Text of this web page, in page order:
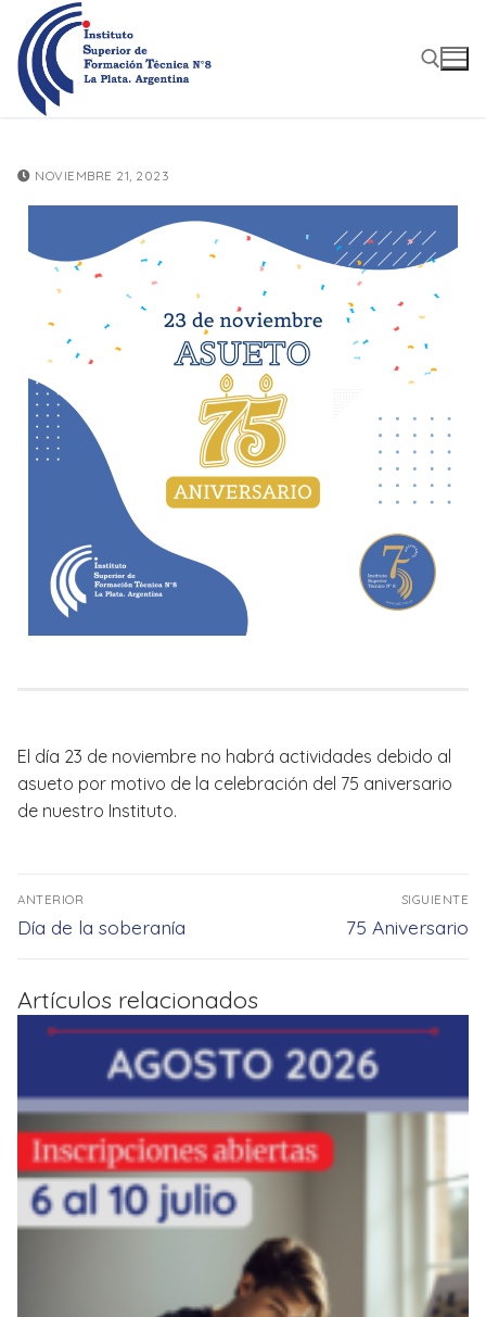
contenido
NOVIEMBRE 21, 2023
El día 23 de noviembre no habrá actividades debido al
asueto por motivo de la celebración del 75 aniversario
de nuestro Instituto.
Navegación
de
ANTERIOR
Entrada
Día de la soberanía
SIGUIENTE
Entrada
75 Aniversario
Artículos relacionados